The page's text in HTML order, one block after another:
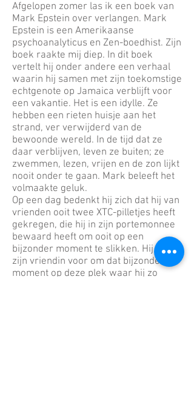
Afgelopen zomer las ik een boek van
Mark Epstein over verlangen. Mark
Epstein is een Amerikaanse
psychoanalyticus en Zen-boedhist. Zijn
boek raakte mij diep. In dit boek
vertelt hij onder andere een verhaal
waarin hij samen met zijn toekomstige
echtgenote op Jamaica verblijft voor
een vakantie. Het is een idylle. Ze
hebben een rieten huisje aan het
strand, ver verwijderd van de
bewoonde wereld. In de tijd dat ze
daar verblijven, leven ze buiten; ze
zwemmen, lezen, vrijen en de zon lijkt
nooit onder te gaan. Mark beleeft het
volmaakte geluk.
Op een dag bedenkt hij zich dat hij van
vrienden ooit twee XTC-pilletjes heeft
gekregen, die hij in zijn portemonnee
bewaard heeft om ooit op een
bijzonder moment te slikken. Hij stelt
zijn vriendin voor om dat bijzondere
moment op deze plek waar hij zo